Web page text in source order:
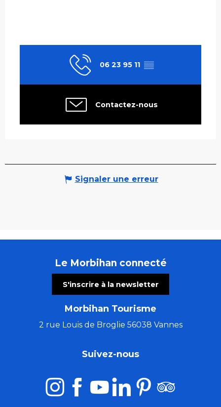
06 23 95 11 ▒▒
Contactez-nous
Signaler une erreur
Le Morbihan connecté
S'inscrire à la newsletter
Morbihan Tourisme
2 rue Louis de Broglie 56038 Vannes
Suivez-nous